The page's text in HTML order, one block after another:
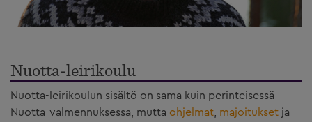
Nuotta-leirikoulu
Nuotta-leirikoulun sisältö on sama kuin perinteisessä
Nuotta-valmennuksessa, mutta ohjelmat majoitukset ja